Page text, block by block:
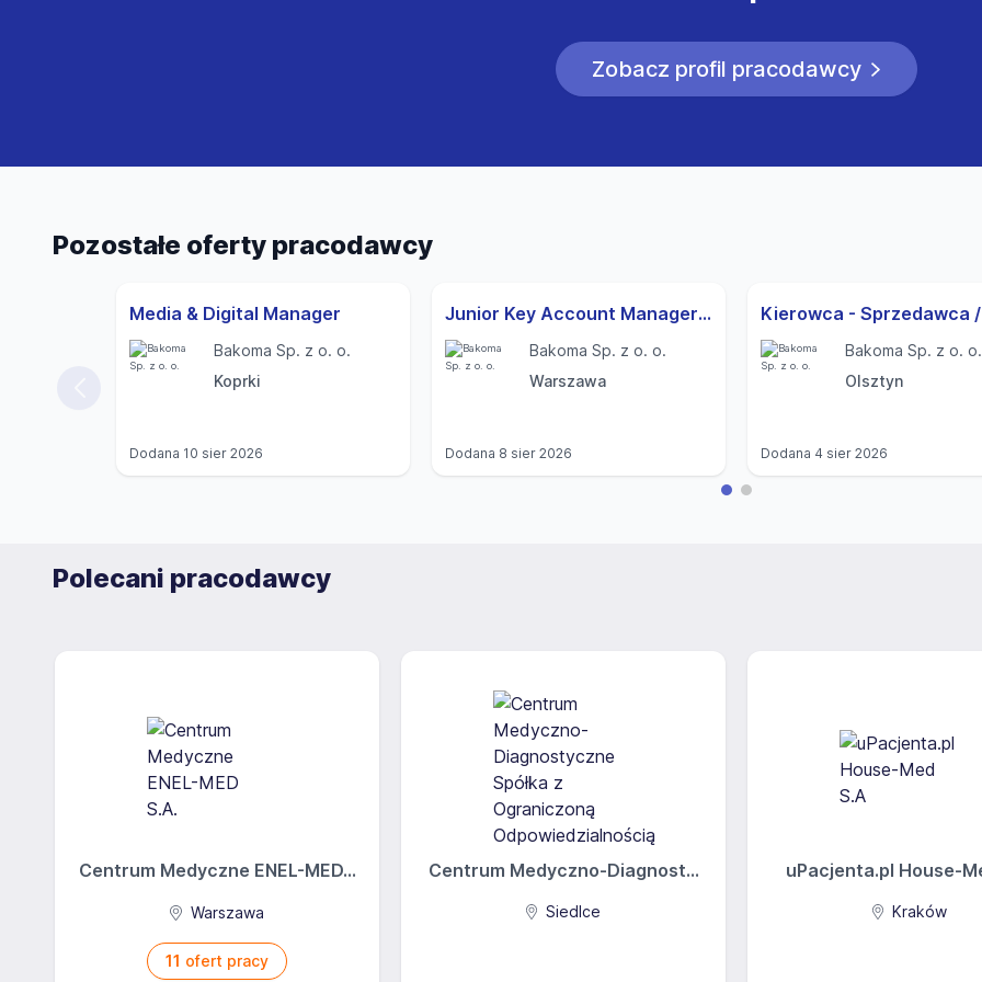
Zobacz profil pracodawcy
Pozostałe oferty pracodawcy
Media & Digital Manager
Bakoma Sp. z o. o.
Koprki
Dodana 10 sier 2026
Junior Key Account Manager (kanał nowoczesny)
Bakoma Sp. z o. o.
Warszawa
Dodana 8 sier 2026
Bakoma Sp. z o. o.
Olsztyn
Dodana 4 sier 2026
Polecani pracodawcy
Centrum Medyczne ENEL-MED...
Warszawa
11 ofert pracy
Centrum Medyczno-Diagnost...
Siedlce
uPacjenta.pl House-
Kraków